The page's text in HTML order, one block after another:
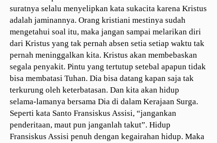
suratnya selalu menyelipkan kata sukacita karena Kristus
adalah jaminannya. Orang kristiani mestinya sudah
mengetahui soal itu, maka jangan sampai melarikan diri
dari Kristus yang tak pernah absen setia setiap waktu tak
pernah meninggalkan kita. Kristus akan membebaskan
segala penyakit. Pintu yang tertutup setebal apapun tidak
bisa membatasi Tuhan. Dia bisa datang kapan saja tak
terkurung oleh keterbatasan. Dan kita akan hidup
selama-lamanya bersama Dia di dalam Kerajaan Surga.
Seperti kata Santo Fransiskus Assisi, “jangankan
penderitaan, maut pun janganlah takut”. Hidup
Fransiskus Assisi penuh dengan kegairahan hidup. Maka